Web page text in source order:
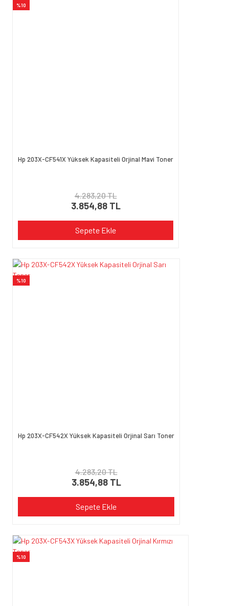
%10
Hp 203X-CF541X Yüksek Kapasiteli Orjinal Mavi Toner
4.283,20 TL
3.854,88 TL
Sepete Ekle
%10
Hp 203X-CF542X Yüksek Kapasiteli Orjinal Sarı Toner
4.283,20 TL
3.854,88 TL
Sepete Ekle
%10